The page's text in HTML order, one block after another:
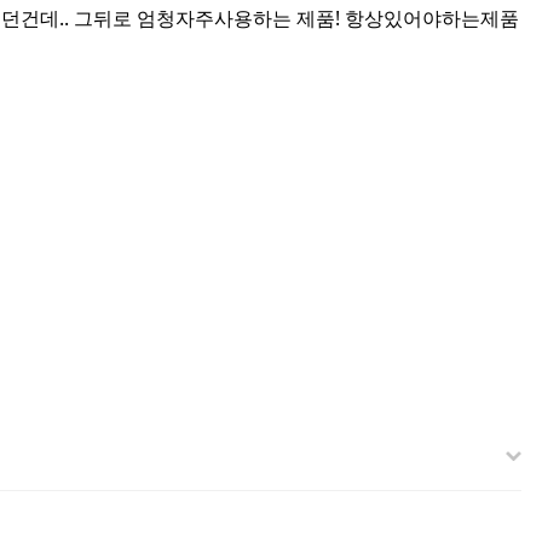
건데.. 그뒤로 엄청자주사용하는 제품! 항상있어야하는제품